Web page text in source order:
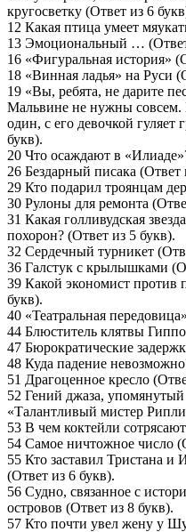
кругосветку (Ответ из 6
12 Какая птица умеет
13 Эмоциональный …
16 «Фигуральная история»
18 «Винная ладья» на Руси
19 «Вы, ребята, не дарите
Мальвине не нужны совсем.
один, с его девочкой
букв).
20 Что осаждают в
26 Бездарный писака (Ответ
29 Кто подарил троянцам
30 Рулоны для ремонта
31 Какая голливудская
похорон? (Ответ из 5 букв).
32 Сердечный турникет
36 Галстук с крылышками
39 Какой экономист против
букв).
40 «Театральная
44 Блюститель клятвы
47 Бюрократические
48 Куда падение
51 Драгоценное кресло
52 Гений джаза,
«Талантливый мистер
53 В чем коктейли
54 Самое ничтожное число
55 Кто заставил Тристана и
(Ответ из 6 букв).
56 Судно, связанное с
островов (Ответ из 8 букв).
57 Кто почти увел жену у